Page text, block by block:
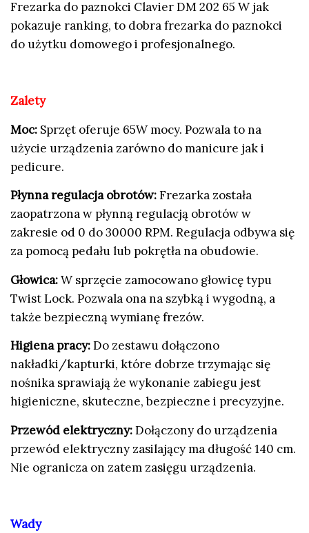
Frezarka do paznokci Clavier DM 202 65 W jak
pokazuje ranking, to dobra frezarka do paznokci
do użytku domowego i profesjonalnego.
Zalety
Moc: Sprzęt oferuje 65W mocy. Pozwala to na
użycie urządzenia zarówno do manicure jak i
pedicure.
Płynna regulacja obrotów:Frezarka została
zaopatrzona w płynną regulacją obrotów w
zakresie od 0 do 30000 RPM. Regulacja odbywa się
za pomocą pedału lub pokrętła na obudowie.
Głowica:W sprzęcie zamocowano głowicę typu
Twist Lock. Pozwala ona na szybką i wygodną, a
także bezpieczną wymianę frezów.
Higiena pracy:Do zestawu dołączono
nakładki/kapturki, które dobrze trzymając się
nośnika sprawiają że wykonanie zabiegu jest
higieniczne, skuteczne, bezpieczne i precyzyjne.
Przewód elektryczny:Dołączony do urządzenia
przewód elektryczny zasilający ma długość 140 cm.
Nie ogranicza on zatem zasięgu urządzenia.
Wady